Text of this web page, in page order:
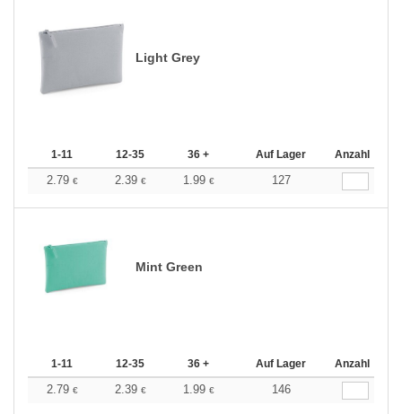
Light Grey
1-11 12-35 36 + Auf Lager Anzahl
2.79 € 2.39 € 1.99 € 127
Mint Green
1-11 12-35 36 + Auf Lager Anzahl
2.79 € 2.39 € 1.99 € 146